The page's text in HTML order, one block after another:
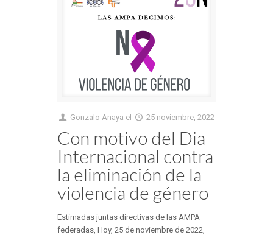
Gonzalo Anaya el 25 noviembre, 2022
Con motivo del Dia
Internacional contra
la eliminación de la
violencia de género
Estimadas juntas directivas de las AMPA
federadas, Hoy, 25 de noviembre de 2022,